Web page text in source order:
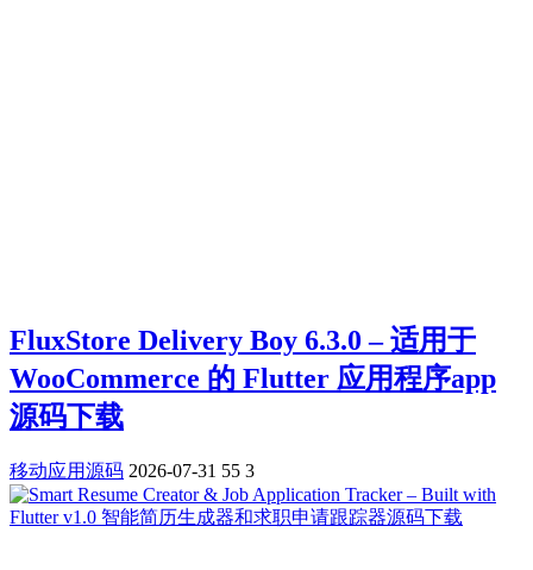
FluxStore Delivery Boy 6.3.0 – 适用于
WooCommerce 的 Flutter 应用程序app
源码下载
移动应用源码 2026-07-31 55 3